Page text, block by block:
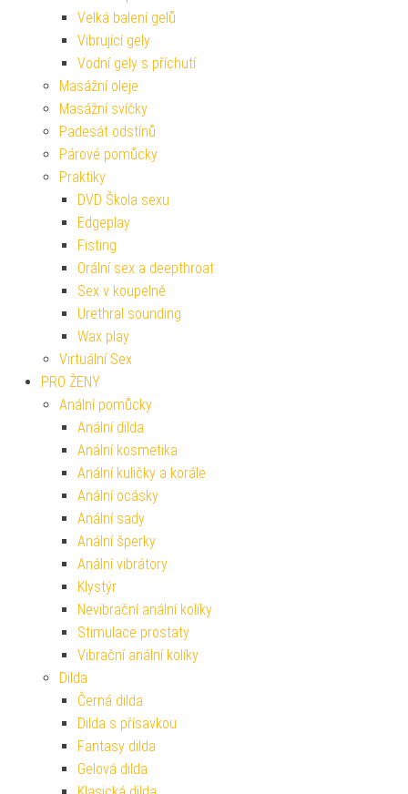
Velká balení gelů
Vibrující gely
Vodní gely s příchutí
Masážní oleje
Masážní svíčky
Padesát odstínů
Párové pomůcky
Praktiky
DVD Škola sexu
Edgeplay
Fisting
Orální sex a deepthroat
Sex v koupelně
Urethral sounding
Wax play
Virtuální Sex
PRO ŽENY
Anální pomůcky
Anální dilda
Anální kosmetika
Anální kuličky a korále
Anální ocásky
Anální sady
Anální šperky
Anální vibrátory
Klystýr
Nevibrační anální kolíky
Stimulace prostaty
Vibrační anální kolíky
Dilda
Černá dilda
Dilda s přísavkou
Fantasy dilda
Gelová dilda